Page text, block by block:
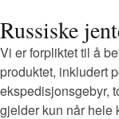
Russiske
Vi er forpliktet til å
produktet, inkludert
ekspedisjonsgebyr,
gjelder kun når hele